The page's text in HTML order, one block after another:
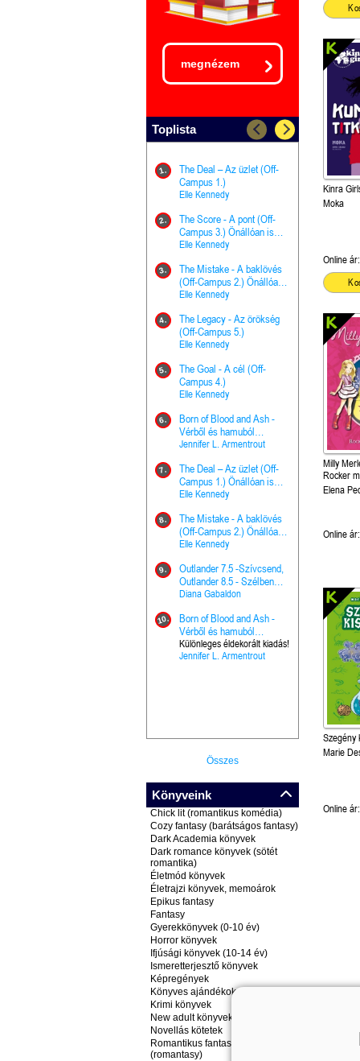
megnézem
Toplista
1.
The Deal – Az üzlet (Off-
Campus 1.)
Elle Kennedy
2.
The Score - A pont (Off-
Campus 3.) Önállóan is
olvasható!
Elle Kennedy
3.
The Mistake - A baklövés
(Off-Campus 2.) Önállóan
is olvasható!
Elle Kennedy
4.
The Legacy - Az örökség
(Off-Campus 5.)
Elle Kennedy
5.
The Goal - A cél (Off-
Campus 4.)
Elle Kennedy
6.
Born of Blood and Ash -
Vérből és hamuból
született (Hús és tűz 4.)
Jennifer L. Armentrout
7.
The Deal – Az üzlet (Off-
Campus 1.) Önállóan is
olvasható!
Elle Kennedy
8.
The Mistake - A baklövés
(Off-Campus 2.) Önállóan
is olvasható!
Elle Kennedy
9.
Outlander 7.5 -Szívcsend,
Outlander 8.5 - Szélben
sodródó falevél
Diana Gabaldon
10.
Born of Blood and Ash -
Vérből és hamuból
született (Hús és tűz 4.)
Különleges éldekorált kiadás!
Jennifer L. Armentrout
The Goal
Campus
olvasható!
Elle
Campus 3.)
The
(A csont
Harper L.
The
the Priest - Vallomások: A
Pap
Ella Frank
Ashen
trón
kiadás!
Marie
A téli
From the
trón
Marie
sodródó
Diana
Összes
Könyveink
Chick lit (romantikus komédia)
Cozy fantasy (barátságos fantasy)
Dark Academia könyvek
Dark romance könyvek (sötét
romantika)
Életmód könyvek
Életrajzi könyvek, memoárok
Epikus fantasy
Fantasy
Gyerekkönyvek (0-10 év)
Horror könyvek
Ifjúsági könyvek (10-14 év)
Ismeretterjesztő könyvek
Képregények
Könyves ajándékok
Krimi könyvek
New adult könyvek
Novellás kötetek
Romantikus fantasy könyvek
(romantasy)
Kinra
Moka
Online ár:
Milly
Rocker
Elena
Online ár:
Szegény
Marie
Online ár: